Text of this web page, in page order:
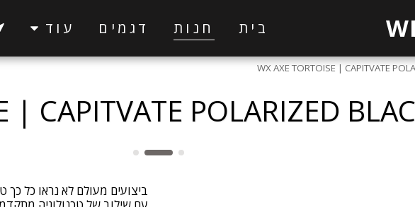
בית חנות דגמים עוד
WX AXE TORTOISE | CAPITVATE
| CAPITVATE POLARIZED